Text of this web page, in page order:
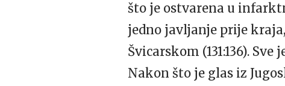
što je ostvarena u
jedno javljanje prije
Švicarskom (131:136).
Nakon što je glas iz